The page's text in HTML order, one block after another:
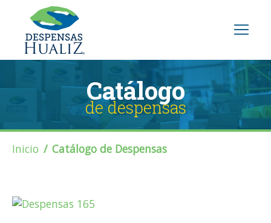
Catálogo
de despensas
Inicio Catálogo de Despensas